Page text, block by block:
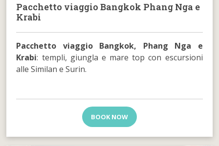
Pacchetto viaggio Bangkok Phang Nga e
Krabi
Pacchetto viaggio Bangkok, Phang Nga e
Krabi: templi, giungla e mare top con escursioni
alle Similan e Surin.
BOOK NOW